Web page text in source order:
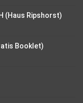
(Haus Ripshorst)
Booklet)